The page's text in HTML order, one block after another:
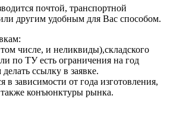
почтой, транспортной
другим удобным для Вас способом.
числе, и неликвиды),складского
по ТУ есть ограничения на год
ссылку в заявке.
в зависимости от года изготовления,
также конъюнктуры рынка.